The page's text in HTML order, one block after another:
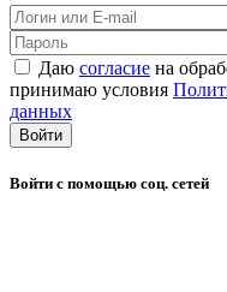
Даю согласие на
принимаю условия
данных
Войти
Войти с помощью соц. сетей